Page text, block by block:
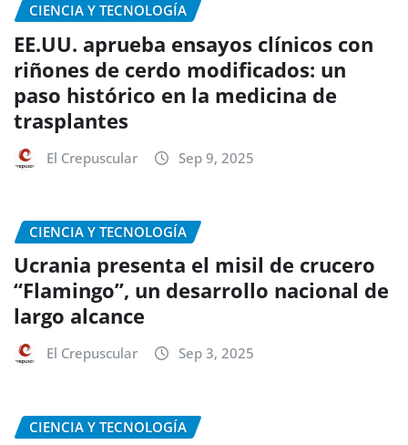
CIENCIA Y TECNOLOGÍA
EE.UU. aprueba ensayos clínicos con
riñones de cerdo modificados: un
paso histórico en la medicina de
trasplantes
El Crepuscular Sep 9, 2025
CIENCIA Y TECNOLOGÍA
Ucrania presenta el misil de crucero
“Flamingo”, un desarrollo nacional de
largo alcance
El Crepuscular Sep 3, 2025
CIENCIA Y TECNOLOGÍA